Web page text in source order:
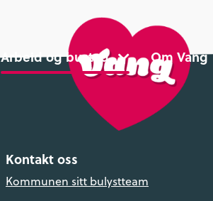
Arbeid og bustad Om Vang
Kontakt oss
Kommunen sitt bulystteam